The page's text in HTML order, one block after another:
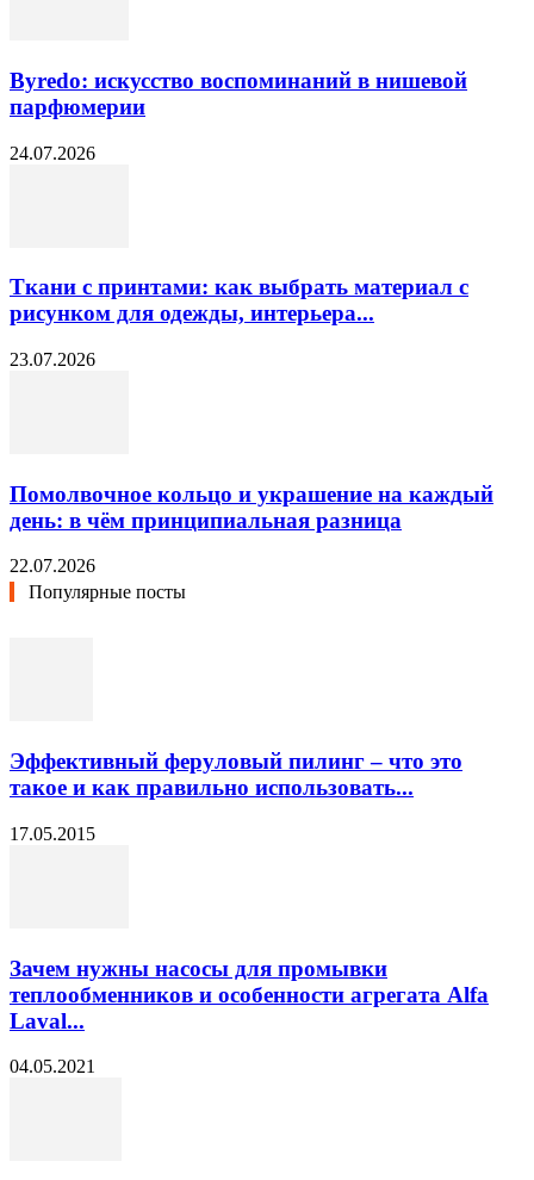
Byredo: искусство воспоминаний в нишевой
парфюмерии
24.07.2026
Ткани с принтами: как выбрать материал с
рисунком для одежды, интерьера...
23.07.2026
Помолвочное кольцо и украшение на каждый
день: в чём принципиальная разница
22.07.2026
Популярные посты
Эффективный феруловый пилинг – что это
такое и как правильно использовать...
17.05.2015
Зачем нужны насосы для промывки
теплообменников и особенности агрегата Alfa
Laval...
04.05.2021